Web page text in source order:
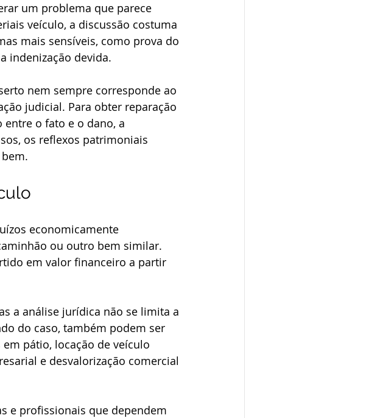
um problema que parece
veículo, a discussão costuma
mais sensíveis, como prova do
indenização devida.
nem sempre corresponde ao
judicial. Para obter reparação
o fato e o dano, a
os reflexos patrimoniais
economicamente
ou outro bem similar.
em valor financeiro a partir
a análise jurídica não se limita a
do caso, também podem ser
pátio, locação de veículo
e desvalorização comercial
e profissionais que dependem